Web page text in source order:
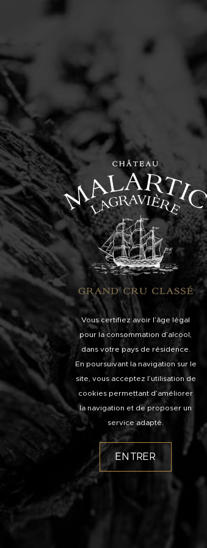
Vous certifiez avoir l’âge légal
pour la consommation d’alcool,
dans votre pays de résidence.
En poursuivant la navigation sur le
site, vous acceptez l’utilisation de
cookies permettant d’améliorer
la navigation et de proposer un
service adapté.
ENTRER